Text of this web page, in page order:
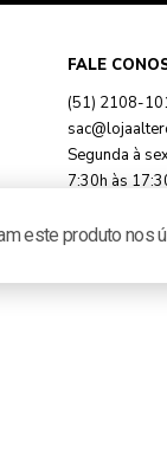
FALE
(51) 2108-
Segunda à
7:30h às